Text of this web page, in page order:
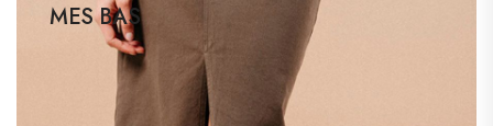
MES BAS
46 products